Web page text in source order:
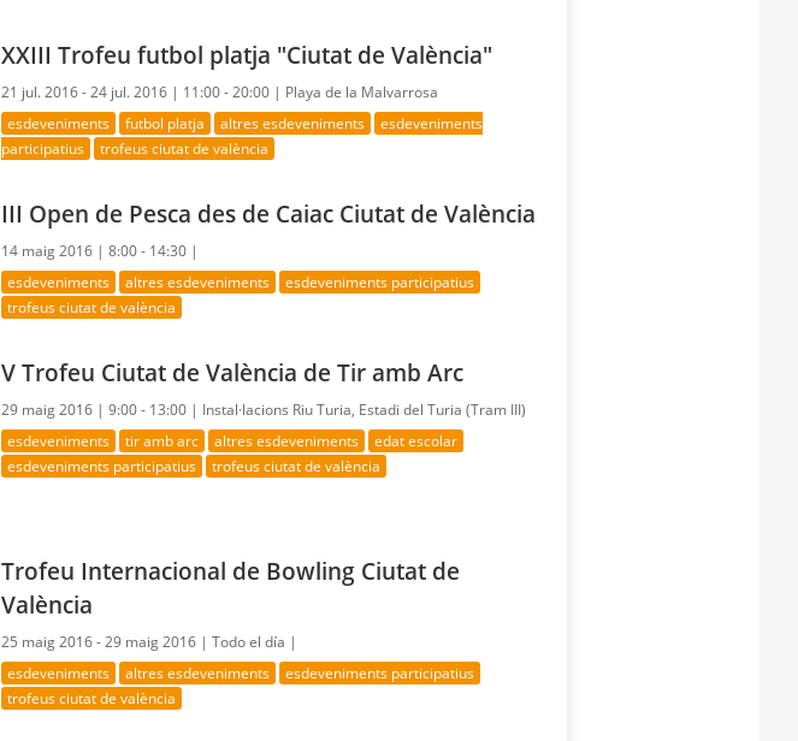
XXIII Trofeu futbol platja "Ciutat de València"
21 jul. 2016 - 24 jul. 2016 | 11:00 - 20:00 | Playa de la Malvarrosa
esdeveniments futbol platja altres esdeveniments
esdeveniments
participatius
trofeus ciutat de valència
III Open de Pesca des de Caiac Ciutat de València
14 maig 2016 |8:00 - 14:30 |
esdeveniments altres esdeveniments
esdeveniments participatius
trofeus ciutat de valència
V Trofeu Ciutat de València de Tir amb Arc
29 maig 2016 |9:00 - 13:00 | Instal·lacions Riu Turia, Estadi del Turia (Tram III)
esdeveniments tir amb arc altres esdeveniments
edat escolar
esdeveniments participatius
trofeus ciutat de valència
Trofeu Internacional de Bowling Ciutat de
València
25 maig 2016 - 29 maig 2016 |Todo el día |
esdeveniments altres esdeveniments
esdeveniments participatius
trofeus ciutat de valència